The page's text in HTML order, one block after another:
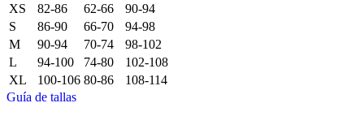
XS
82-86 62-66
90-94
S
86-90 66-70
94-98
M
90-94 70-74
98-102
L
94-100 74-80
102-108
XL
100-106 80-86
108-114
Guía de tallas